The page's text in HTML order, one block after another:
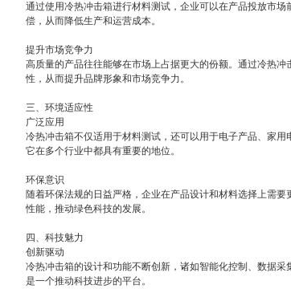
通过使用冷热冲击箱进行材料测试，企业可以在产品投放市
偿，从而降低生产和运营成本。
提升市场竞争力
高质量的产品往往能够在市场上占据更大的份额。通过冷热
性，从而提升品牌形象和市场竞争力。
三、环境适应性
广泛应用
冷热冲击箱不仅适用于材料测试，还可以用于电子产品、家
它在多个行业中都具有重要的地位。
环保意识
随着环保法规的日益严格，企业在产品设计和材料选择上需
性能，推动绿色科技的发展。
四、科技魅力
创新驱动
冷热冲击箱的设计和功能不断创新，诸如智能化控制、数据
是一个推动科技进步的平台。